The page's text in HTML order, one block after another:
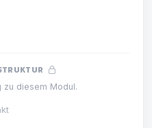
zu diesem Modul.